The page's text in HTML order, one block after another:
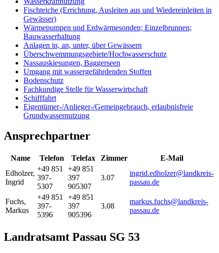
Fischteiche (Errichtung, Ausleiten aus und Wiedereinleiten in
Gewässer)
Wärmepumpen und Erdwärmesonden; Einzelbrunnen;
Bauwasserhaltung
Anlagen in, an, unter, über Gewässern
Überschwemmungsgebiete/Hochwasserschutz
Nassauskiesungen, Baggerseen
Umgang mit wassergefährdenden Stoffen
Bodenschutz
Fachkundige Stelle für Wasserwirtschaft
Schifffahrt
Eigentümer-/Anlieger-/Gemeingebrauch, erlaubnisfreie
Grundwassernutzung
Ansprechpartner
Name Telefon Telefax Zimmer
E-Mail
Edholzer,
Ingrid
+49 851
397-
5307
+49 851
397
905307
3.07
ingrid.edholzer@landkreis-
passau.de
Fuchs,
Markus
+49 851
397-
5396
+49 851
397
905396
3.08
markus.fuchs@landkreis-
passau.de
Landratsamt Passau SG 53